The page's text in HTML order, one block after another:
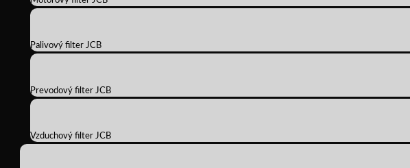
Palivový filter JCB
Prevodový filter JCB
Vzduchový filter JCB